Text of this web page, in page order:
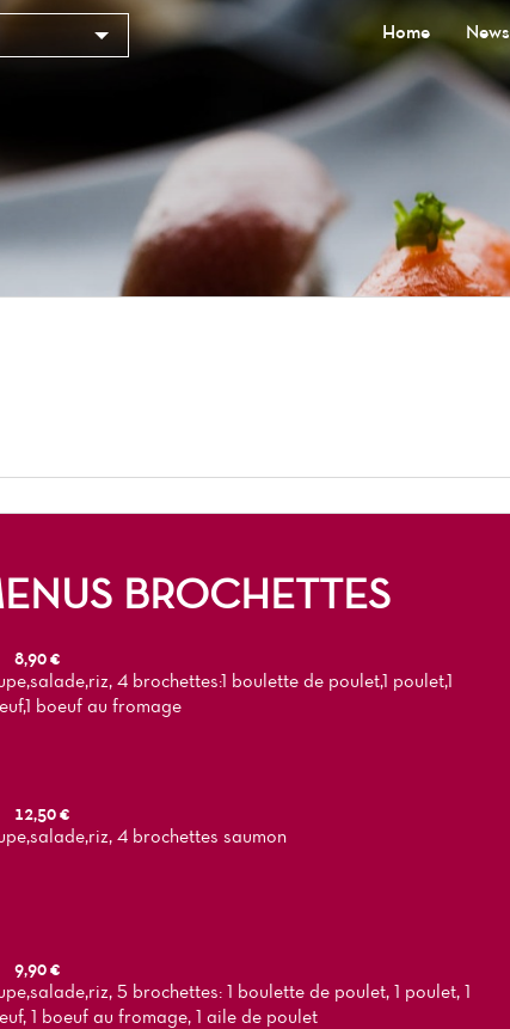
Home News
BROCHETTES
8,90 €
4 brochettes:1 boulette de poulet,1 poulet,1
boeuf au fromage
12,50 €
4 brochettes saumon
9,90 €
5 brochettes: 1 boulette de poulet, 1 poulet, 1
1 boeuf au fromage, 1 aile de poulet